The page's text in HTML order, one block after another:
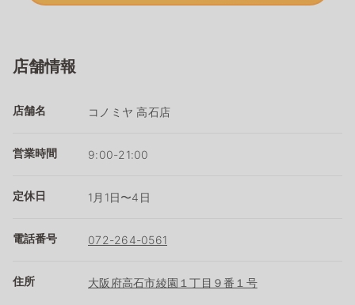
店舗情報
店舗名 コノミヤ 高石店
営業時間 9:00-21:00
定休日 1月1日〜4日
電話番号 072-264-0561
住所 大阪府高石市綾園１丁目９番１号